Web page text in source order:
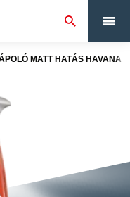
MATT HATÁS HAVANA